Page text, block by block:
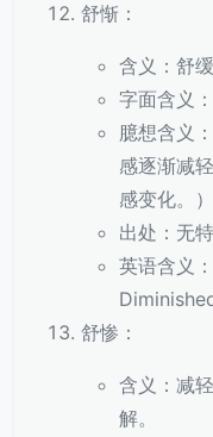
舒惭：
含义：舒
字面含义
臆想含义
感逐渐减
感变化。）
出处：无
英语含义
舒惨：
含义：减
解。